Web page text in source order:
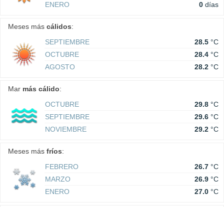
ENERO
0 días
Meses más cálidos:
SEPTIEMBRE
28.5 °C
OCTUBRE
28.4 °C
AGOSTO
28.2 °C
Mar más cálido:
OCTUBRE
29.8 °C
SEPTIEMBRE
29.6 °C
NOVIEMBRE
29.2 °C
Meses más fríos:
FEBRERO
26.7 °C
MARZO
26.9 °C
ENERO
27.0 °C